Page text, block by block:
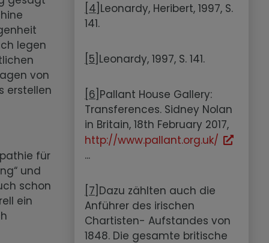
legen
von
erstellen
für
und
schon
ein
[4] Leonardy, Heribert, 1997, S.
141.
[5] Leonardy, 1997, S. 141.
[6] Pallant House Gallery:
Transferences. Sidney Nolan
in Britain, 18th February 2017,
http://www.pallant.org.uk/
...
[7] Dazu zählten auch die
Anführer des irischen
Chartisten- Aufstandes von
1848. Die gesamte britische